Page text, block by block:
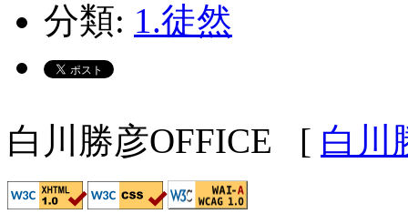
分類: 1.徒然
白川勝彦OFFICE [ 白川